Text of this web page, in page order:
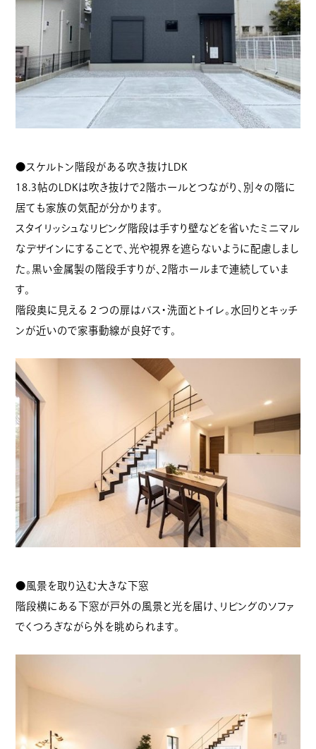
●スケルトン階段がある吹き抜けLDK
18.3帖のLDKは吹き抜けで2階ホールとつながり、別々の階に
居ても家族の気配が分かります。
スタイリッシュなリビング階段は手すり壁などを省いたミニマル
なデザインにすることで、光や視界を遮らないように配慮しまし
た。黒い金属製の階段手すりが、2階ホールまで連続していま
す。
階段奥に見える２つの扉はバス・洗面とトイレ。水回りとキッチ
ンが近いので家事動線が良好です。
●風景を取り込む大きな下窓
階段横にある下窓が戸外の風景と光を届け、リビングのソファ
でくつろぎながら外を眺められます。